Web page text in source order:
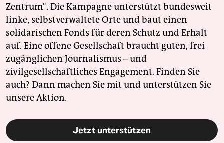
Zentrum". Die Kampagne unterstützt bundesweit
linke, selbstverwaltete Orte und baut einen
solidarischen Fonds für deren Schutz und Erhalt
auf. Eine offene Gesellschaft braucht guten, frei
zugänglichen Journalismus – und
zivilgesellschaftliches Engagement. Finden Sie
auch? Dann machen Sie mit und unterstützen Sie
unsere Aktion.
Jetzt unterstützen